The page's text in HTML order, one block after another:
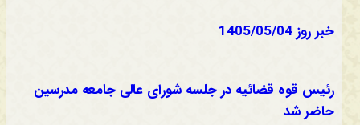
خبر روز 1405/05/04
رئیس قوه قضائیه در جلسه شورای عالی جامعه مدرسین
حاضر شد